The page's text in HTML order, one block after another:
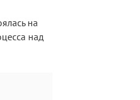
на
над